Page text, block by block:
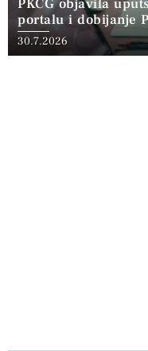
PKCG objavila
portalu i dobijanje
30.7.2026